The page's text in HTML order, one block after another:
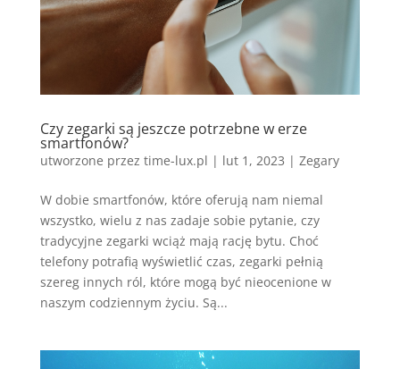
Czy zegarki są jeszcze potrzebne w erze
smartfonów?
utworzone przez time-lux.pl | lut 1, 2023 | Zegary
W dobie smartfonów, które oferują nam niemal
wszystko, wielu z nas zadaje sobie pytanie, czy
tradycyjne zegarki wciąż mają rację bytu. Choć
telefony potrafią wyświetlić czas, zegarki pełnią
szereg innych ról, które mogą być nieocenione w
naszym codziennym życiu. Są...